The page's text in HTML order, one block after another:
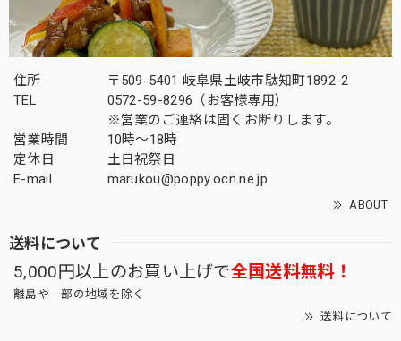
住所
〒509-5401 岐阜県土岐市駄知町1892-2
TEL
0572-59-8296（お客様専用）
※営業のご連絡は固くお断りします。
営業時間
10時～18時
定休日
土日祝祭日
E-mail
marukou@poppy.ocn.ne.jp
ABOUT
送料について
5,000円以上のお買い上げで全国送料無料！
離島や一部の地域を除く
送料について